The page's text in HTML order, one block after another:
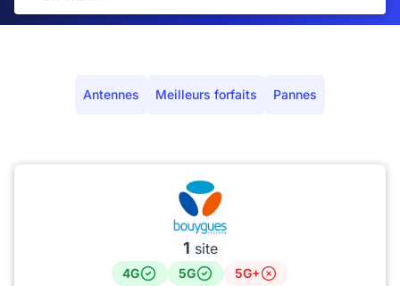
Antennes Meilleurs forfaits Pannes
1 site
4G 5G
5G+